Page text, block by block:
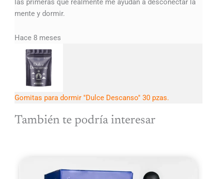
las primeras que realmente me ayudan a desconectar la
mente y dormir.
Hace 8 meses
Gomitas para dormir "Dulce Descanso" 30 pzas.
También te podría interesar